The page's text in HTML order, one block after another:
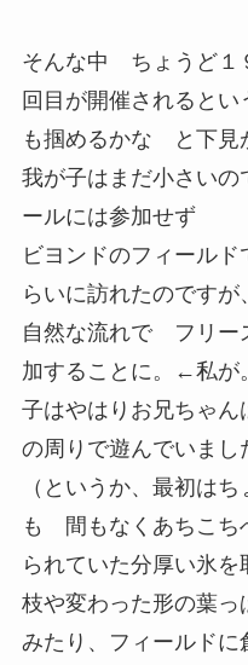
そんな中 ちょうど１
回目が開催されると
も掴めるかな と下見
我が子はまだ小さいの
ールには参加せず
ビヨンドのフィールド
らいに訪れたのですが、
自然な流れで フリー
加することに。←私が。
子はやはりお兄ちゃ
の周りで遊んでいまし
（というか、最初は
も 間もなくあちこち
られていた分厚い氷を
枝や変わった形の葉
みたり、フィールド